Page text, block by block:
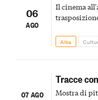
06
AGO
Il cinema
Alba
07 AGO
Tracce
Mostra di